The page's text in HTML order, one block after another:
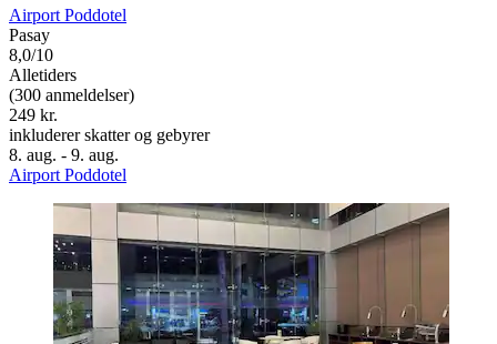
Airport Poddotel
Pasay
8,0/10
Alletiders
(300 anmeldelser)
249 kr.
inkluderer skatter og gebyrer
8. aug. - 9. aug.
Airport Poddotel